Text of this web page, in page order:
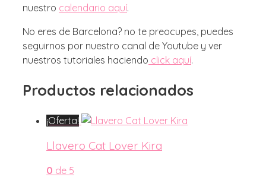
nuestro calendario aquí.
No eres de Barcelona? no te preocupes, puedes
seguirnos por nuestro canal de Youtube y ver
nuestros tutoriales haciendo click aquí.
Productos relacionados
¡Oferta!
Llavero Cat Lover Kira
0 de 5